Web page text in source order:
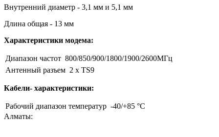
Внутренний диаметр - 3,1 мм и 5,1 мм
Длина общая - 13 мм
Характеристики модема:
Диапазон частот 800/850/900/1800/1900/2600МГц
Антенный разъем 2 x TS9
Кабели- характеристики:
Рабочий диапазон температур -40/+85 °C
Алматы: